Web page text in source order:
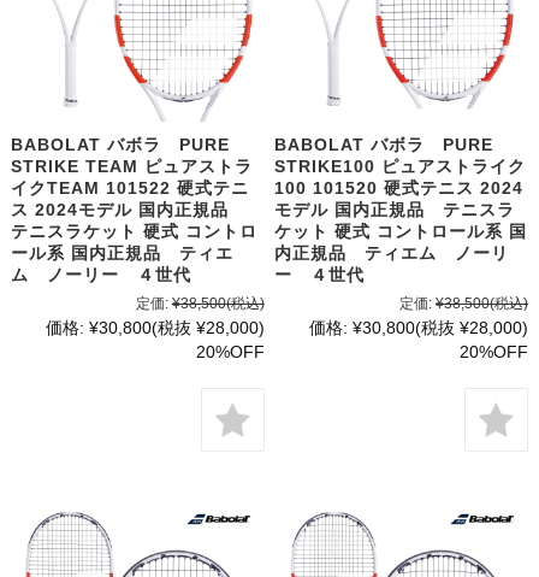
BABOLAT バボラ PURE
STRIKE TEAM ピュアストラ
イクTEAM 101522 硬式テニ
ス 2024モデル 国内正規品
テニスラケット 硬式 コントロ
ール系 国内正規品 ティエ
ム ノーリー ４世代
定価: ¥38,500(税込)
価格: ¥30,800(税抜 ¥28,000)
20%OFF
BABOLAT バボラ PURE
STRIKE100 ピュアストライク
100 101520 硬式テニス 2024
モデル 国内正規品 テニスラ
ケット 硬式 コントロール系 国
内正規品 ティエム ノーリ
ー ４世代
定価: ¥38,500(税込)
価格: ¥30,800(税抜 ¥28,000)
20%OFF